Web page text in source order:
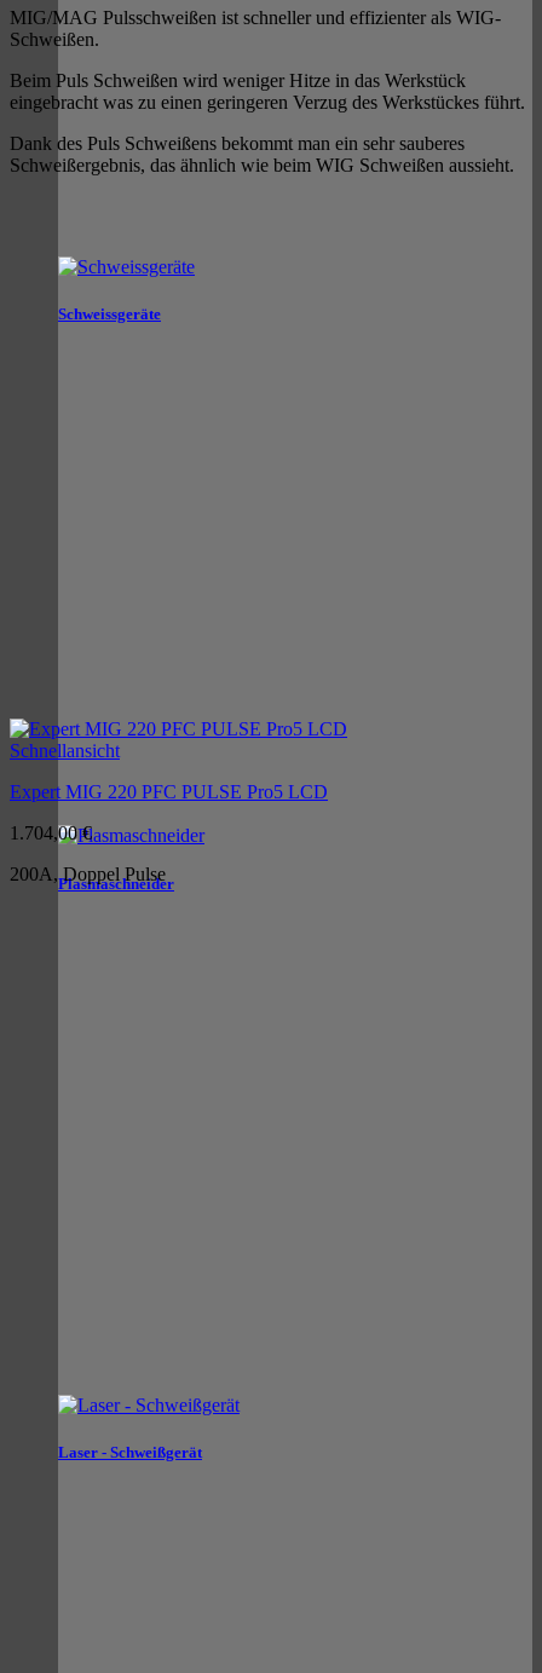
Schweissgeräte
Plasmaschneider
Laser - Schweißgerät
MIG/MAG Pulsschweißen ist schneller und effizienter als WIG-
Schweißen.
Beim Puls Schweißen wird weniger Hitze in das Werkstück
eingebracht was zu einen geringeren Verzug des Werkstückes führt.
Dank des Puls Schweißens bekommt man ein sehr sauberes
Schweißergebnis, das ähnlich wie beim WIG Schweißen aussieht.
Schnellansicht
Expert MIG 220 PFC PULSE Pro5 LCD
1.704,00€
200A, Doppel Pulse